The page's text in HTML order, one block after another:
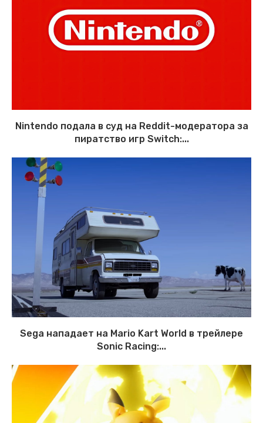
Nintendo подала в суд на Reddit-модератора за
пиратство игр Switch:...
Sega нападает на Mario Kart World в трейлере
Sonic Racing:...